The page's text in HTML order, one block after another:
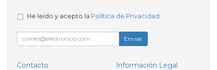
He leído y acepto la Política de Privacidad
Enviar
Contacto
Información Legal